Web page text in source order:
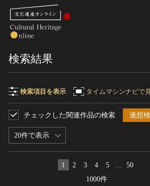
さらに詳細検索
トップ 媒体資料
博物館、
検索結果
検索項目を表示 タイムマシンナビで
20件で表示
チェックした関連作品の検索 連想
1000件
1 2 3 4 5 50
検索項目
フリーワード